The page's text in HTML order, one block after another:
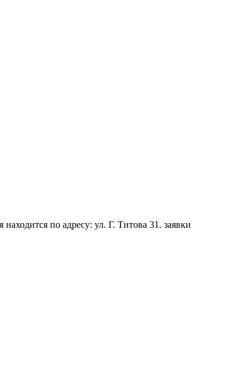
по адресу: ул. Г. Титова 31. заявки